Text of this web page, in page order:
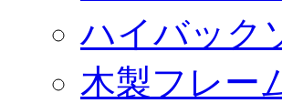
ハイバック
木製フレー